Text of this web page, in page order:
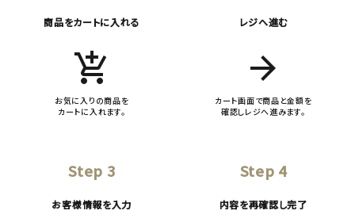
商品をカートに入れる
add_shopping_cart
お気に入りの商品を
カートに入れます。
レジへ進む
arrow_forward
カート画面で商品と金額を
確認しレジへ進みます。
Step 3
お客様情報を入力
Step 4
内容を再確認し完了